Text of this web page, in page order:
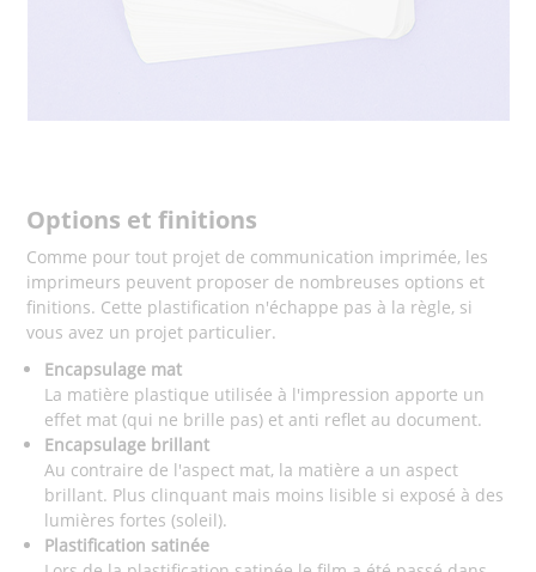
Options et finitions
Comme pour tout projet de communication imprimée, les
imprimeurs peuvent proposer de nombreuses options et
finitions. Cette plastification n'échappe pas à la règle, si
vous avez un projet particulier.
Encapsulage mat
La matière plastique utilisée à l'impression apporte un
effet mat (qui ne brille pas) et anti reflet au document.
Encapsulage brillant
Au contraire de l'aspect mat, la matière a un aspect
brillant. Plus clinquant mais moins lisible si exposé à des
lumières fortes (soleil).
Plastification satinée